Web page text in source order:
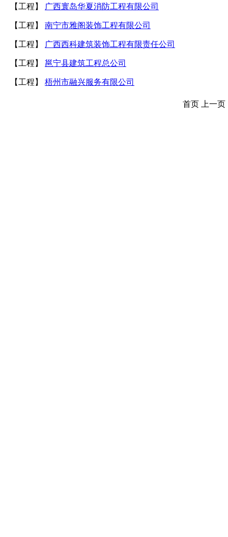
【工程】 广西寰岛华夏消防工程有限公司
【工程】 南宁市雅阁装饰工程有限公司
【工程】 广西西科建筑装饰工程有限责任公司
【工程】 邕宁县建筑工程总公司
【工程】 梧州市融兴服务有限公司
首页 上一页